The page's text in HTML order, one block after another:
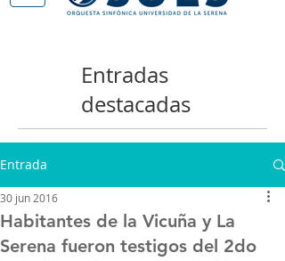
Entradas
destacadas
Entrada
Habitantes de la Vicuña y La
Serena fueron testigos del 2do
30 jun 2016